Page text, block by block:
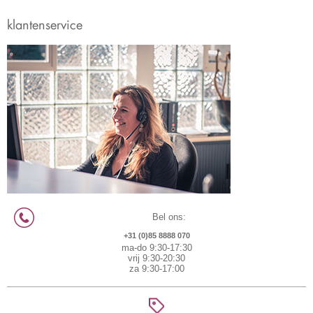
klantenservice
Bel ons:
+31 (0)85 8888 070
ma-do 9:30-17:30
vrij 9:30-20:30
za 9:30-17:00